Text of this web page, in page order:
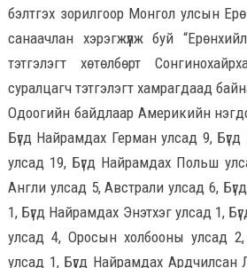
бэлтгэх зорилгоор Монгол улсын
санаачлан хэрэгжүүлж буй
тэтгэлэгт хөтөлбөрт
суралцагч тэтгэлэгт хамрагдаад
Одоогийн байдлаар Америкийн
Бүгд Найрамдах Герман улсад 9,
улсад 19, Бүгд Найрамдах Польш
Англи улсад 5, Австрали улсад 6,
1, Бүгд Найрамдах Энэтхэг улсад 1,
улсад 4, Оросын холбооны улсад
улсад 1, Бүгд Найрамдах Ардчилсан